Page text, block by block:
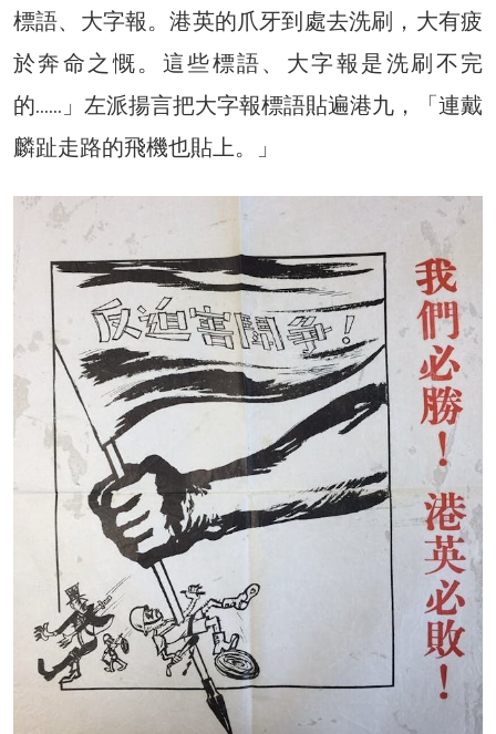
標語、大字報。港英的爪牙到處去洗刷，大有疲
於奔命之慨。這些標語、大字報是洗刷不完
的……」左派揚言把大字報標語貼遍港九，「連戴
麟趾走路的飛機也貼上。」